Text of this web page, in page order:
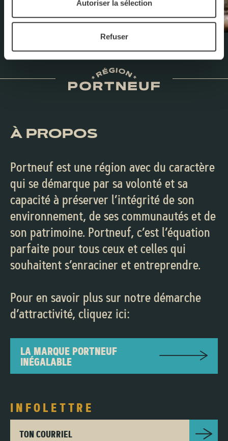
Autoriser la sélection
Refuser
À PROPOS
Portneuf est une région avec du caractère
qui se démarque par sa volonté et sa
capacité à préserver l’intégrité de son
environnement, de ses communautés et de
son patrimoine. Portneuf, c’est l’équation
parfaite pour tous ceux et celles qui
souhaitent s’enraciner et entreprendre.
Pour en savoir plus sur notre démarche
d’attractivité, cliquez ici:
LA MARQUE PORTNEUF
INÉGALABLE
INFOLETTRE
TON COURRIEL